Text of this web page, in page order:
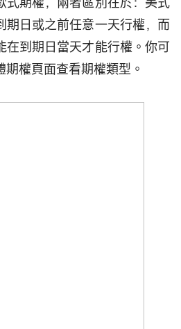
期日或之前任意一天行權，而
在到期日當天才能行權。你可
期權頁面查看期權類型。